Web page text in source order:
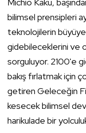
bilimsel prensipleri
teknolojilerin
gidebileceklerini ve
sorguluyor. 2100'e
bakış fırlatmak için
getiren Geleceğin
kesecek bilimsel
harikulade bir